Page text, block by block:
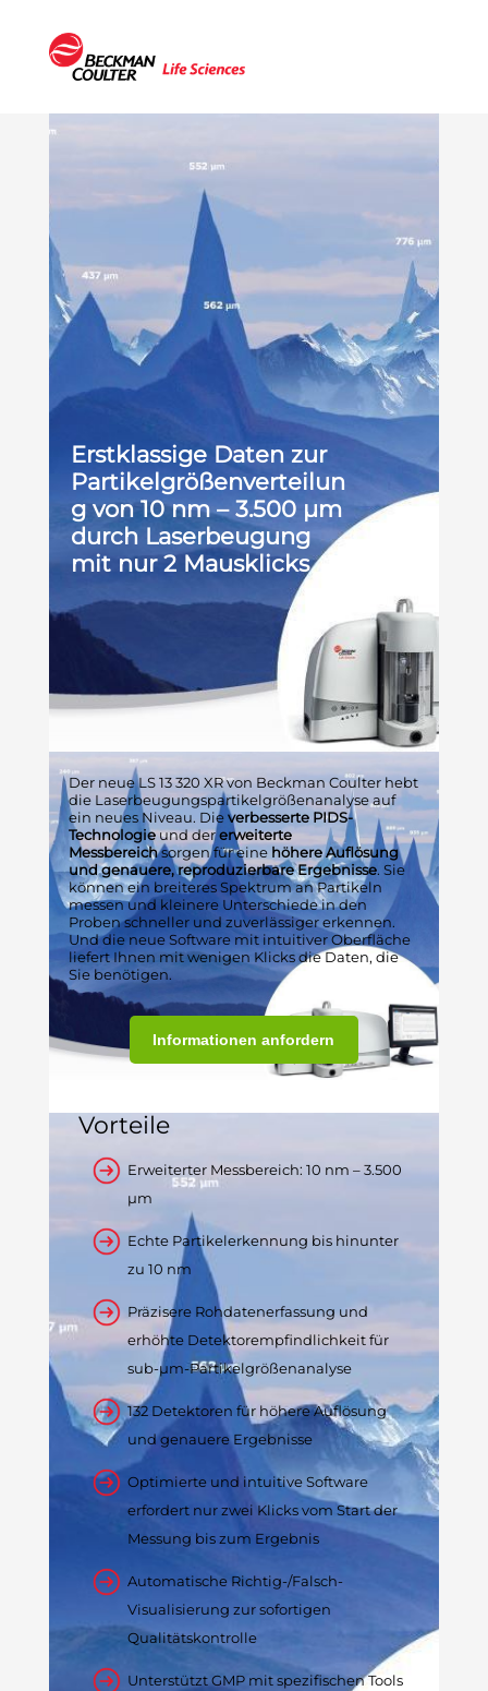
Erstklassige Daten zur
Partikelgrößenverteilun
g von 10 nm – 3.500 μm
durch Laserbeugung
mit nur 2 Mausklicks
Der neue LS 13 320 XR von Beckman Coulter hebt
die Laserbeugungspartikelgrößenanalyse auf
ein neues Niveau. Dieverbesserte PIDS-
Technologieund dererweiterte
Messbereichsorgen für eine höhere Auflösung
und genauere, reproduzierbare Ergebnisse. Sie
können ein breiteres Spektrum an Partikeln
messen und kleinere Unterschiede in den
Proben schneller und zuverlässiger erkennen.
Und die neue Software mit intuitiver Oberfläche
liefert Ihnen mit wenigen Klicks die Daten, die
Sie benötigen.
Informationen anfordern
Vorteile
Erweiterter Messbereich: 10 nm – 3.500
μm
Echte Partikelerkennung bis hinunter
zu 10 nm
Präzisere Rohdatenerfassung und
erhöhte Detektorempfindlichkeit für
sub-μm-Partikelgrößenanalyse
132 Detektoren für höhere Auflösung
und genauere Ergebnisse
Optimierte und intuitive Software
erfordert nur zwei Klicks vom Start der
Messung bis zum Ergebnis
Automatische Richtig-/Falsch-
Visualisierung zur sofortigen
Qualitätskontrolle
Unterstützt GMP mit spezifischen Tools